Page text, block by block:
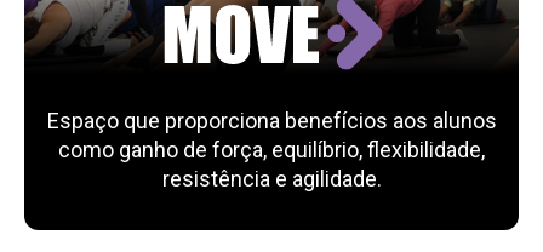
Espaço que proporciona benefícios aos alunos
como ganho de força, equilíbrio, flexibilidade,
resistência e agilidade.